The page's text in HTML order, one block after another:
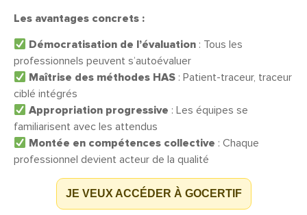
Les avantages concrets :
Démocratisation de l’évaluation : Tous les
professionnels peuvent s’autoévaluer
Maîtrise des méthodes HAS : Patient-traceur, traceur
ciblé intégrés
Appropriation progressive : Les équipes se
familiarisent avec les attendus
Montée en compétences collective : Chaque
professionnel devient acteur de la qualité
JE VEUX ACCÉDER À GOCERTIF